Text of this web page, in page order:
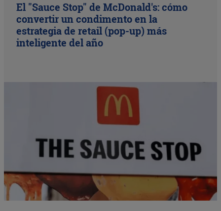
El "Sauce Stop" de McDonald's: cómo
convertir un condimento en la
estrategia de retail (pop-up) más
inteligente del año